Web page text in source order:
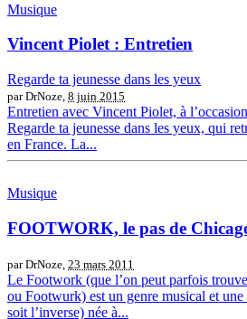
Musique
Vincent Piolet : Entretien
Regarde ta jeunesse dans les yeux
par DrNoze, 8 juin 2015
Entretien avec Vincent Piolet, à
Regarde ta jeunesse dans les yeux, qui
en France. La...
Musique
FOOTWORK, le pas de
par DrNoze, 23 mars 2011
Le Footwork (que l’on peut parfois
ou Footwurk) est un genre musical et une
soit l’inverse) née à...